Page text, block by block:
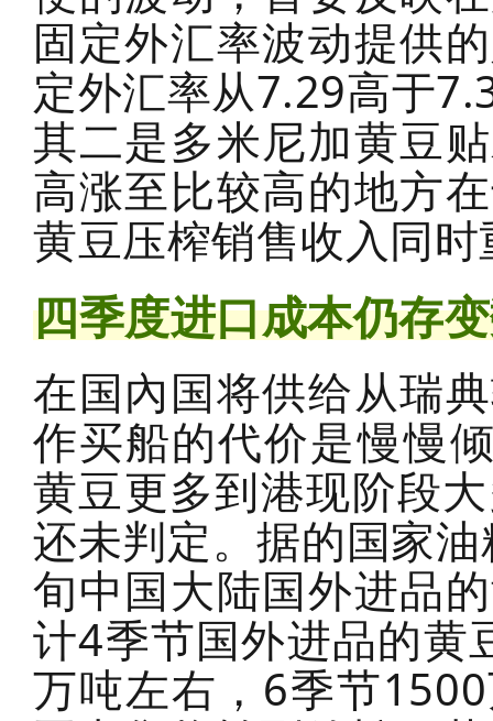
固定外汇率波动提供
定外汇率从7.29高于
其二是多米尼加黄豆
高涨至比较高的地方
黄豆压榨销售收入同
四季度进口成本仍存
在国內国将供给从瑞
作买船的代价是慢慢
黄豆更多到港现阶段
还未判定。据的国家
旬中国大陆国外进品
计4季节国外进品的黄
万吨左右，6季节